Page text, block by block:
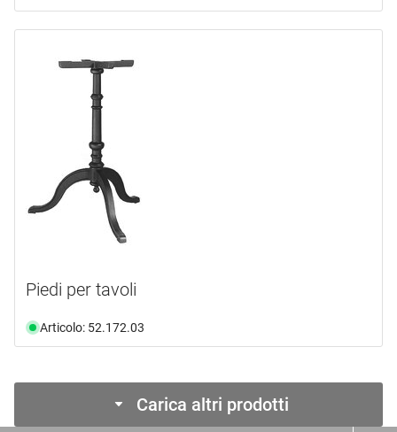
Piedi per tavoli
Articolo: 52.172.03
Carica altri prodotti